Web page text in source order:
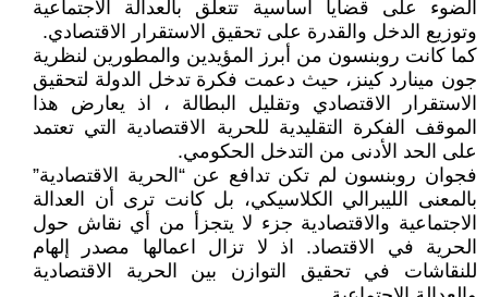
الضوء على قضايا أساسية تتعلق بالعدالة الاجتماعية
وتوزيع الدخل والقدرة على تحقيق الاستقرار الاقتصادي.
كما كانت روبنسون من أبرز المؤيدين والمطورين لنظرية
جون مينارد كينز، حيث دعمت فكرة تدخل الدولة لتحقيق
الاستقرار الاقتصادي وتقليل البطالة ، اذ يعارض هذا
الموقف الفكرة التقليدية للحرية الاقتصادية التي تعتمد
على الحد الأدنى من التدخل الحكومي.
فجوان روبنسون لم تكن تدافع عن “الحرية الاقتصادية”
بالمعنى الليبرالي الكلاسيكي، بل كانت ترى أن العدالة
الاجتماعية والاقتصادية جزء لا يتجزأ من أي نقاش حول
الحرية في الاقتصاد. اذ لا تزال اعمالها مصدر إلهام
للنقاشات في تحقيق التوازن بين الحرية الاقتصادية